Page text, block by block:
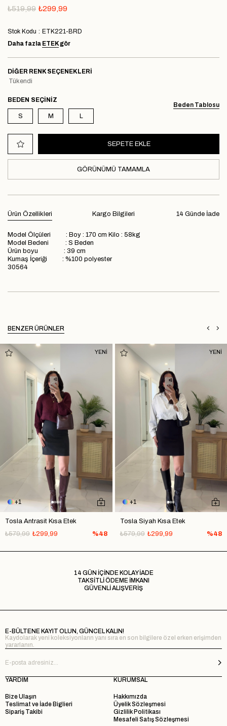
₺519,99 ₺299,99
Stok Kodu
ETK221-BRD
Daha fazla ETEKgör
DIĞER RENK SEÇENEKLERI
Tükendi
Beden Tablosu
BEDEN
S M L
GÖRÜNÜMÜ TAMAMLA
Ürün Özellikleri 14 Günde İade
Kargo Bilgileri
Model Ölçüleri : Boy : 170 cm Kilo : 58kg
Model Bedeni : S Beden
Ürün boyu : 39 cm
Kumaş İçeriği : %100 polyester
30564
BENZER ÜRÜNLER
1
Tosla Antrasit Kısa Etek
₺299,99
₺579,99 %48
YENİ
1
Tosla Siyah Kısa Etek
₺299,99
₺579,99 %48
YENİ
14 GÜN İÇİNDE KOLAY İADE
TAKSİTLİ ÖDEME İMKANI
GÜVENLİ ALIŞVERİŞ
E-BÜLTENE KAYIT OLUN, GÜNCEL KALIN!
Kaydolarak yeni koleksiyonların yanı sıra en son bilgilere özel erken erişimden
yararlanın.
YARDIM
Bize Ulaşın
Teslimat ve İade Biglieri
Sipariş Takibi
KURUMSAL
Hakkımızda
Üyelik Sözleşmesi
Gizlilik Politikası
Mesafeli Satış Sözleşmesi